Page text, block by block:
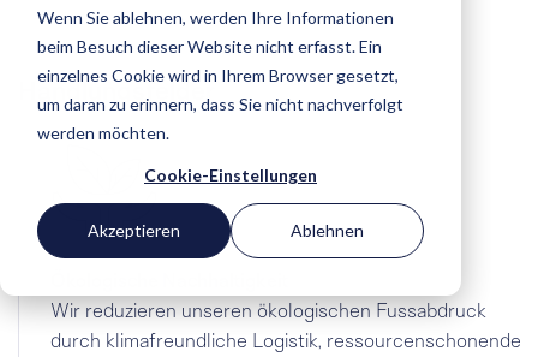
Wenn Sie ablehnen, werden Ihre Informationen
beim Besuch dieser Website nicht erfasst. Ein
einzelnes Cookie wird in Ihrem Browser gesetzt,
um daran zu erinnern, dass Sie nicht nachverfolgt
werden möchten.
Cookie-Einstellungen
Akzeptieren Ablehnen
Handlungsfelder
Wir reduzieren unseren ökologischen Fussabdruck
durch klimafreundliche Logistik, ressourcenschonende